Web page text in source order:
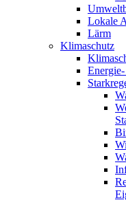
Lokale
Lärm
Klimaschutz